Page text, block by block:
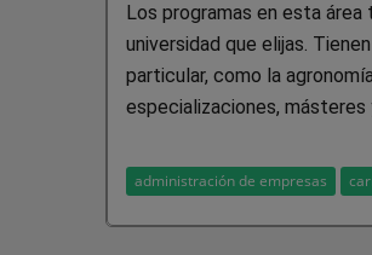
Los programas en esta
universidad que elijas.
particular, como la
especializaciones,
administración de empresas